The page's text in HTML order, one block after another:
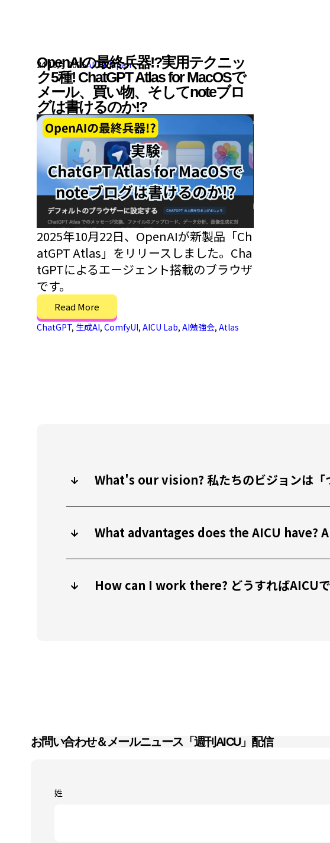
OpenAIの最終兵器!?実用テクニッ
ク5種! ChatGPT Atlas for MacOSで
メール、買い物、そしてnoteブロ
グは書けるのか!?
24 10月 2025AICU Japan
2025年10月22日、OpenAIが新製品「Ch
atGPT Atlas」をリリースしました。Cha
tGPTによるエージェント搭載のブラウザ
です。
Read More
ChatGPT, 生成AI, ComfyUI, AICU Lab, AI勉強会, Atlas
What's our vision? 私たちのビジョンは「
What advantages does the AICU have?
How can I work there? どうすればAICUで
お問い合わせ＆メールニュース「週刊AICU」配信
姓